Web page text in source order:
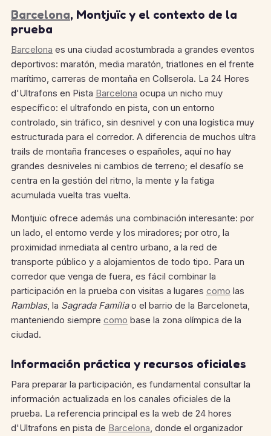
Barcelona, Montjuïc y el contexto de la
prueba
Barcelona es una ciudad acostumbrada a grandes eventos
deportivos: maratón, media maratón, triatlones en el frente
marítimo, carreras de montaña en Collserola. La 24 Hores
d'Ultrafons en Pista Barcelona ocupa un nicho muy
específico: el ultrafondo en pista, con un entorno
controlado, sin tráfico, sin desnivel y con una logística muy
estructurada para el corredor. A diferencia de muchos ultra
trails de montaña franceses o españoles, aquí no hay
grandes desniveles ni cambios de terreno; el desafío se
centra en la gestión del ritmo, la mente y la fatiga
acumulada vuelta tras vuelta.
Montjuïc ofrece además una combinación interesante: por
un lado, el entorno verde y los miradores; por otro, la
proximidad inmediata al centro urbano, a la red de
transporte público y a alojamientos de todo tipo. Para un
corredor que venga de fuera, es fácil combinar la
participación en la prueba con visitas a lugares como las
Ramblas, la Sagrada Famíliao el barrio de la Barceloneta,
manteniendo siempre como base la zona olímpica de la
ciudad.
Información práctica y recursos oficiales
Para preparar la participación, es fundamental consultar la
información actualizada en los canales oficiales de la
prueba. La referencia principal es la web de 24 hores
d'Ultrafons en pista de Barcelona, donde el organizador